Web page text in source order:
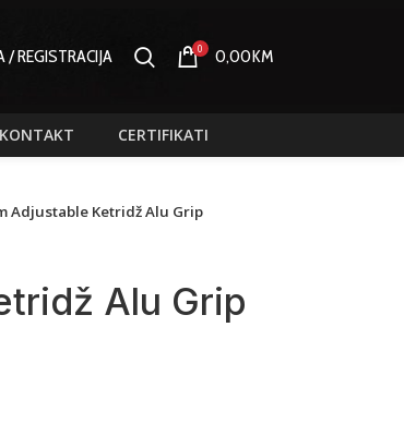
/ REGISTRACIJA 0 0,00KM
KONTAKT CERTIFIKATI
Adjustable Ketridž Alu Grip
Alu Grip